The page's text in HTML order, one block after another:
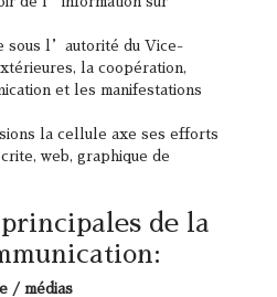
sous l’autorité du Vice-
la coopération,
et les manifestations
la cellule axe ses efforts
web, graphique de
de la
/ médias